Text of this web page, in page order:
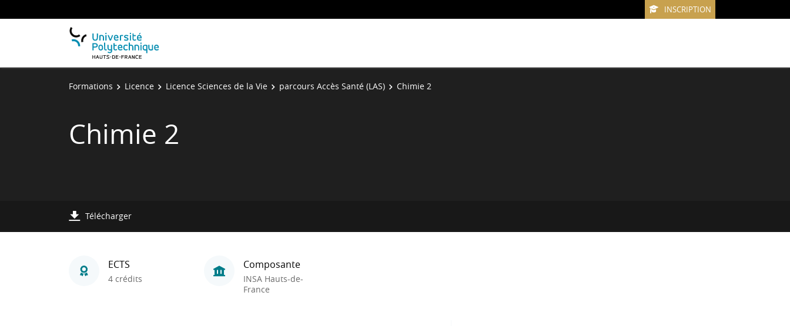
INSCRIPTION
Formations Licence Licence Sciences de la Vie parcours Accès Santé (LAS) Chimie 2
Chimie 2
Télécharger
ECTS
4 crédits
Composante
INSA Hauts-de-
France